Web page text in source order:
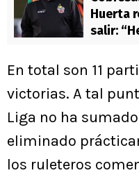
Huerta
salir:
En total son 11
victorias. A tal
Liga no ha
eliminado
los ruleteros